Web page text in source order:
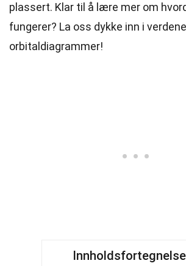
plassert. Klar til å lære mer om
fungerer? La oss dykke inn i
orbitaldiagrammer!
Innholdsfortegnelse